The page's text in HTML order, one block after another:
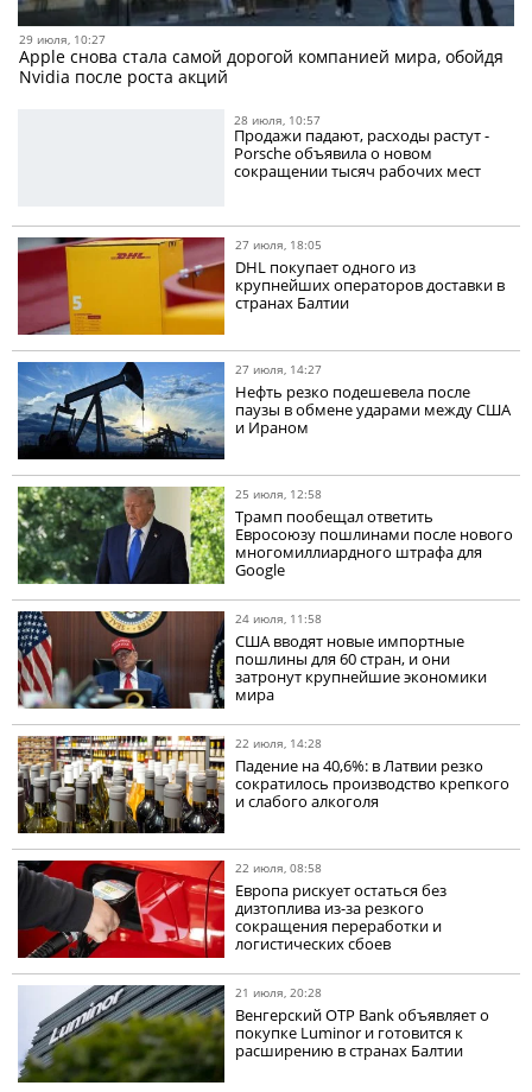
29 июля, 10:27
Apple снова стала самой дорогой компанией мира, обойдя
Nvidia после роста акций
28 июля, 10:57
Продажи падают, расходы растут -
Porsche объявила о новом
сокращении тысяч рабочих мест
27 июля, 18:05
DHL покупает одного из
крупнейших операторов доставки в
странах Балтии
27 июля, 14:27
Нефть резко подешевела после
паузы в обмене ударами между США
и Ираном
25 июля, 12:58
Трамп пообещал ответить
Евросоюзу пошлинами после нового
многомиллиардного штрафа для
Google
24 июля, 11:58
США вводят новые импортные
пошлины для 60 стран, и они
затронут крупнейшие экономики
мира
22 июля, 14:28
Падение на 40,6%: в Латвии резко
сократилось производство крепкого
и слабого алкоголя
22 июля, 08:58
Европа рискует остаться без
дизтоплива из-за резкого
сокращения переработки и
логистических сбоев
21 июля, 20:28
Венгерский OTP Bank объявляет о
покупке Luminor и готовится к
расширению в странах Балтии